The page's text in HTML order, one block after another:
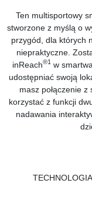
Ten multisportowy
stworzone z myślą o
przygód, dla których
niepraktyczne.
inReach®1 w
udostępniać swoją
masz połączenie
korzystać z funkcji
nadawania